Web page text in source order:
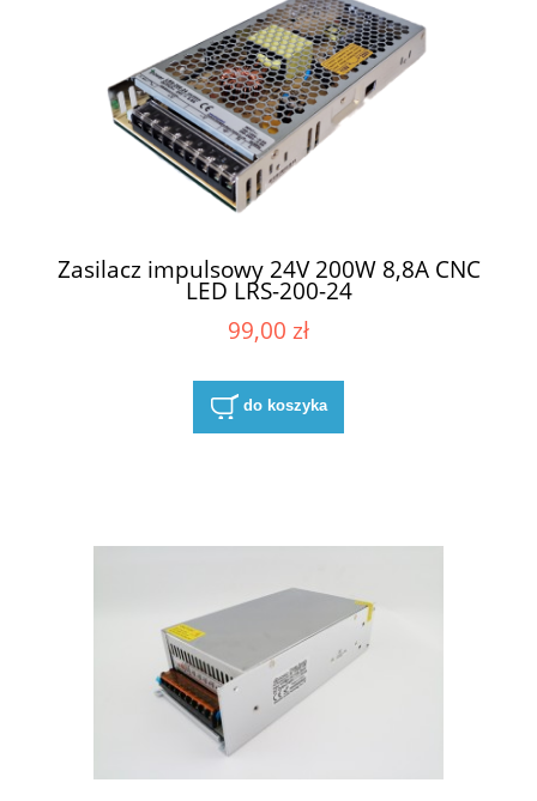
Zasilacz impulsowy 24V 200W 8,8A CNC
LED LRS-200-24
99,00 zł
do koszyka